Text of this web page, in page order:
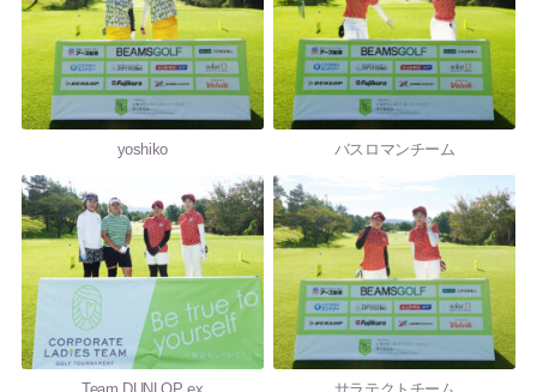
yoshiko バスロマンチーム